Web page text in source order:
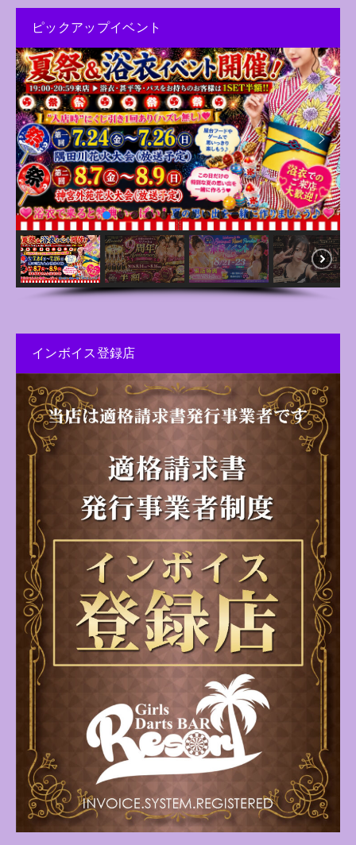
ピックアップイベント
インボイス登録店